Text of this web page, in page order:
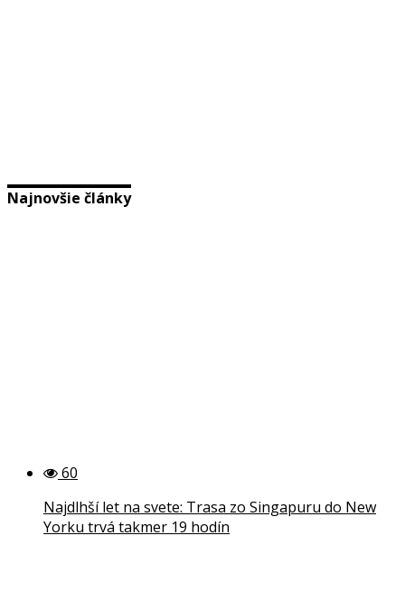
Najnovšie články
60
Najdlhší let na svete: Trasa zo Singapuru do New
Yorku trvá takmer 19 hodín